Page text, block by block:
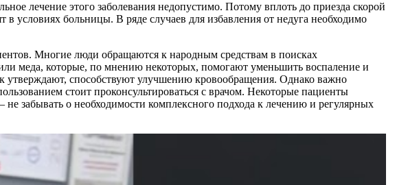
лечение этого заболевания недопустимо. Потому вплоть до приезда скорой
условиях больницы. В ряде случаев для избавления от недуга необходимо
Многие люди обращаются к народным средствам в поисках
меда, которые, по мнению некоторых, помогают уменьшить воспаление и
утверждают, способствуют улучшению кровообращения. Однако важно
стоит проконсультироваться с врачом. Некоторые пациенты
забывать о необходимости комплексного подхода к лечению и регулярных